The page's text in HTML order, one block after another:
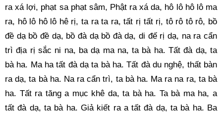
ra xá lợi, phạt sa phạt sâm, Phật ra xá da, hô lô hô lô ma
ra, hô lô hô lô hê rị, ta ra ta ra, tất rị tất rị, tô rô tô rô, bồ
đề dạ bồ đề dạ, bồ đà dạ bồ đà dạ, di đế rị dạ, na ra cẩn
trì địa rị sắc ni na, ba dạ ma na, ta bà ha. Tất đà dạ, ta
bà ha. Ma ha tất đà dạ ta bà ha. Tất đà du nghệ, thất bàn
ra dạ, ta bà ha. Na ra cẩn trì, ta bà ha. Ma ra na ra, ta bà
ha. Tất ra tăng a mục khê da, ta bà ha. Ta bà ma ha, a
tất đà dạ, ta bà ha. Giả kiết ra a tất đà dạ, ta bà ha. Ba